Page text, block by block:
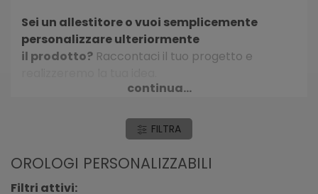
Sei un allestitore o vuoi semplicemente
personalizzare ulteriormente
il prodotto? Raccontaci il tuo progetto e
pezzi, il prezzo diminuisce.
continua...
FILTRA
OROLOGI PERSONALIZZABILI
Filtri attivi: